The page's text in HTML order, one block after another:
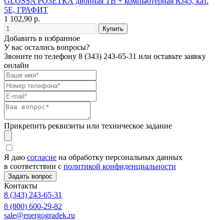
5Е, ГРАФИТ
1 102,90 р.
Добавить в избранное
У вас остались вопросы?
Звоните по телефону 8 (343) 243-65-31 или оставьте заявку
онлайн
Прикрепить реквизиты или техническое задание
Я даю согласие на обработку персональных данных
в соответствии с политикой конфиденциальности
Контакты
8 (343) 243-65-31
8 (800) 600-29-82
sale@energogradek.ru